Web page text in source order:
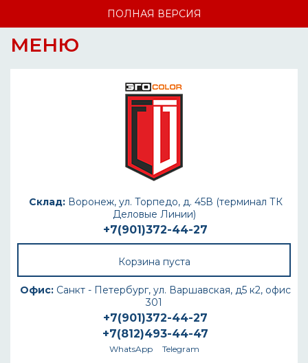
ПОЛНАЯ ВЕРСИЯ
МЕНЮ
Склад:Воронеж, ул. Торпедо, д. 45В (терминал ТК
Деловые Линии)
+7(901)372-44-27
Корзина пуста
Офис: Санкт - Петербург, ул. Варшавская, д5 к2, офис
301
+7(901)372-44-27
+7(812)493-44-47
WhatsApp Telegram